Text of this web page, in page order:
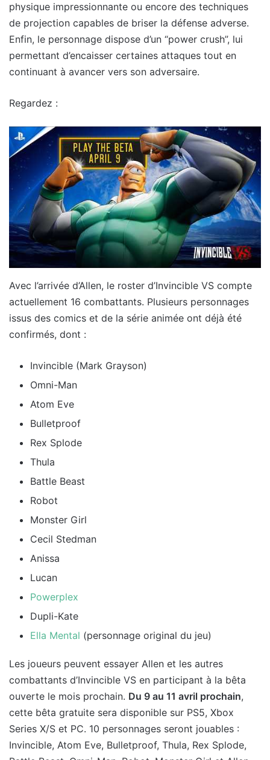
physique impressionnante ou encore des techniques
de projection capables de briser la défense adverse.
Enfin, le personnage dispose d’un “power crush”, lui
permettant d’encaisser certaines attaques tout en
continuant à avancer vers son adversaire.
Regardez :
Avec l’arrivée d’Allen, le roster d’Invincible VS compte
actuellement 16 combattants. Plusieurs personnages
issus des comics et de la série animée ont déjà été
confirmés, dont :
Invincible (Mark Grayson)
Omni-Man
Atom Eve
Bulletproof
Rex Splode
Thula
Battle Beast
Robot
Monster Girl
Cecil Stedman
Anissa
Lucan
Powerplex
Dupli-Kate
Ella Mental (personnage original du jeu)
Les joueurs peuvent essayer Allen et les autres
combattants d’Invincible VS en participant à la bêta
ouverte le mois prochain. Du 9 au 11 avril prochain,
cette bêta gratuite sera disponible sur PS5, Xbox
Series X/S et PC. 10 personnages seront jouables :
Invincible, Atom Eve, Bulletproof, Thula, Rex Splode,